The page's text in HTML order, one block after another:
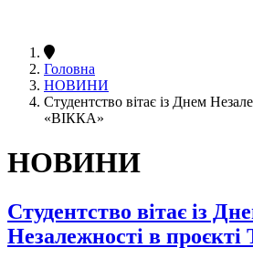
Головна
НОВИНИ
Студентство вітає із Днем
«ВІККА»
НОВИНИ
Студентство вітає із
Незалежності в